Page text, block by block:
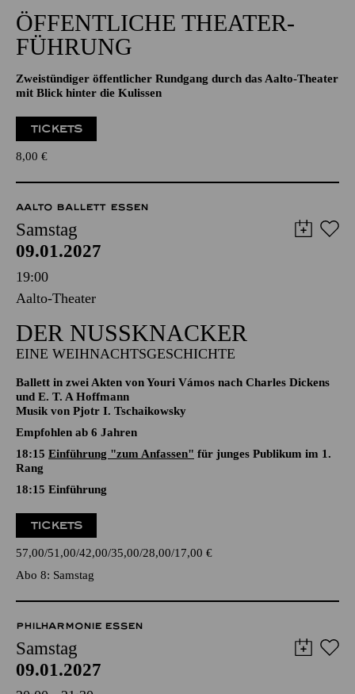
15:00 - 17:00
Aalto-Foyer
ÖFFENTLICHE THEATER­
FÜHRUNG
Zweistündiger öffentlicher Rundgang durch das Aalto-Theater
mit Blick hinter die Kulissen
8,00 €
AALTO BALLETT ESSEN
Samstag
09.01.2027
19:00
Aalto-Theater
DER NUSSKNACKER
EINE WEIHNACHTSGESCHICHTE
Ballett in zwei Akten von Youri Vámos nach Charles Dickens
Musik von Pjotr I. Tschaikowsky
Rang
18:15 Einführung
TICKETS
57,00 51,00 42,00 35,00 28,00 17,00€
Abo 8: Samstag
PHILHARMONIE ESSEN